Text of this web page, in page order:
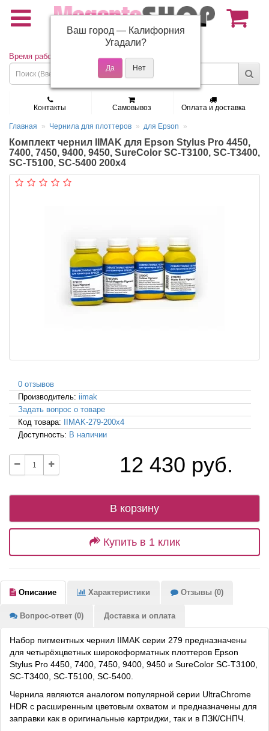
(495) 150-01-37
Время работы: Пн - Пт 9:30 - 19:00
Контакты Самовывоз Оплата и доставка
Главная Чернила для плоттеров для Epson
Комплект чернил IIMAK для Epson Stylus Pro 4450,
7400, 7450, 9400, 9450, SureColor SC-T3100, SC-T3400,
SC-T5100, SC-5400 200x4
0 отзывов
Производитель: iimak
Задать вопрос о товаре
Код товара:
IIMAK-279-200x4
Доступность: В наличии
12 430 руб.
В корзину
Купить в 1 клик
Описание Характеристики Отзывы (0)
Вопрос-ответ (0) Доставка и оплата
Набор пигментных чернил IIMAK серии 279 предназначены
для четырёхцветных широкоформатных плоттеров Epson
Stylus Pro 4450, 7400, 7450, 9400, 9450 и SureColor SC-T3100,
SC-T3400, SC-T5100, SC-5400.
Чернила являются аналогом популярной серии UltraChrome
HDR с расширенным цветовым охватом и предназначены для
заправки как в оригинальные картриджи, так и в ПЗК/СНПЧ.
Ваш город — Калифорния
Угадали?